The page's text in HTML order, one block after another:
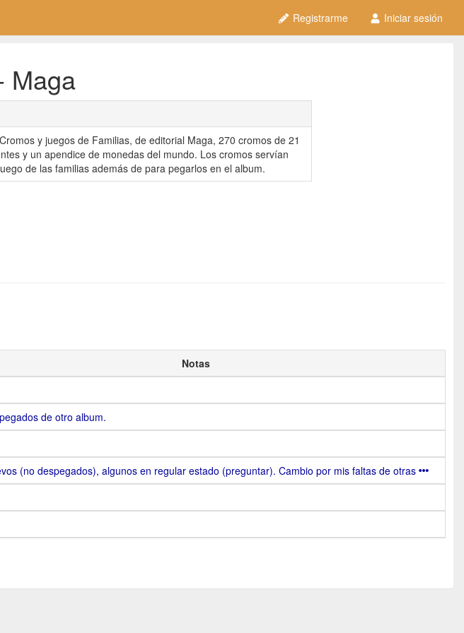
Registrarme Iniciar sesión
Maga
y juegos de Familias, de editorial Maga, 270 cromos de 21
y un apendice de monedas del mundo. Los cromos servían
de las familias además de para pegarlos en el album.
Notas
de otro album.
(no despegados), algunos en regular estado (preguntar). Cambio por mis faltas de otras